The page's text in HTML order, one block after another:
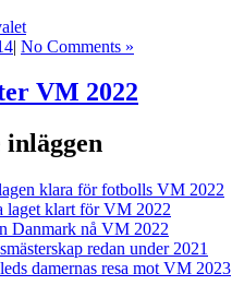
| No Comments »
VM 2022
inläggen
klara för fotbolls VM 2022
laget klart för VM 2022
Danmark nå VM 2022
redan under 2021
damernas resa mot VM 2023